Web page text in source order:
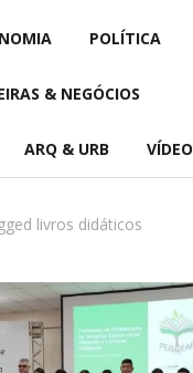
POLÍTICA
& NEGÓCIOS
ARQ & URB VÍDEO
livros didáticos